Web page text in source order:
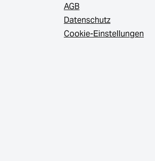
AGB
Datenschutz
Cookie-Einstellungen